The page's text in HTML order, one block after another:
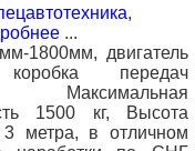
,
...
1800мм, двигатель
коробка передач
Максимальная
1500 кг, Высота
3 метра, в отличном